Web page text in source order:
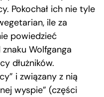
Pokochał ich nie tyle
ile za
powiedzieć
Wolfganga
dłużników.
i związany z nią
wyspie” (części